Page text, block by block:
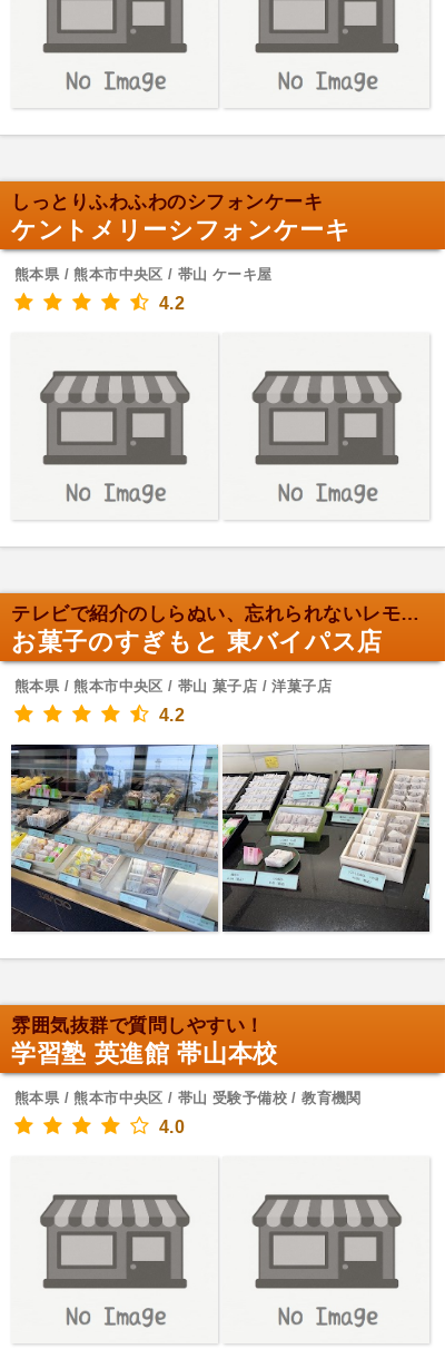
しっとりふわふわのシフォンケーキ
ケントメリーシフォンケーキ
熊本県 / 熊本市中央区 / 帯山 ケーキ屋
4.2
テレビで紹介のしらぬい、忘れられないレモンケーキ
お菓子のすぎもと 東バイパス店
熊本県 / 熊本市中央区 / 帯山 菓子店 / 洋菓子店
4.2
雰囲気抜群で質問しやすい！
学習塾 英進館 帯山本校
熊本県 / 熊本市中央区 / 帯山 受験予備校 / 教育機関
4.0